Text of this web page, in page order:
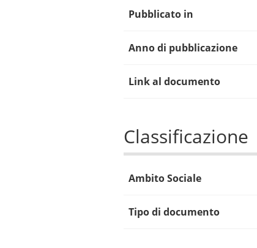
Pubblicato in
Anno di pubblicazione
Link al documento
Classificazione
Ambito Sociale
Tipo di documento